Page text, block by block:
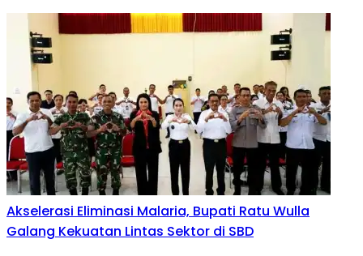
Akselerasi Eliminasi Malaria, Bupati Ratu Wulla
Galang Kekuatan Lintas Sektor di SBD